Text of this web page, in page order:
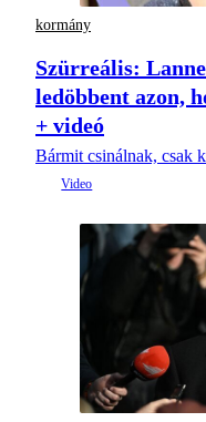
kormány
Szürreális:
ledöbbent azon,
+ videó
Bármit csinálnak, csak